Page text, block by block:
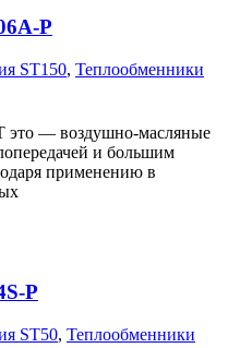
P
ST150, Теплообменники
это — воздушно-масляные
и большим
применению в
P
ST50, Теплообменники